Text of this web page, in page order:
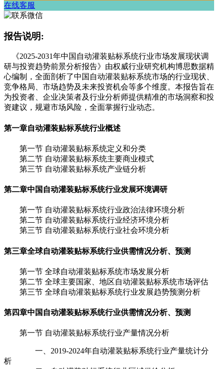
在线客服
报告说明:
《2025-2031年中国自动灌装贴标系统行业市场发展现状调
研与投资趋势前景分析报告》由权威行业研究机构博思数据精
心编制，全面剖析了中国自动灌装贴标系统市场的行业现状、
竞争格局、市场趋势及未来投资机会等多个维度。本报告旨在
为投资者、企业决策者及行业分析师提供精准的市场洞察和投
资建议，规避市场风险，全面掌握行业动态。
第一章自动灌装贴标系统行业概述
第一节 自动灌装贴标系统定义和分类
第二节 自动灌装贴标系统主要商业模式
第三节 自动灌装贴标系统产业链分析
第二章中国自动灌装贴标系统行业发展环境调研
第一节 自动灌装贴标系统行业政治法律环境分析
第二节 自动灌装贴标系统行业经济环境分析
第三节 自动灌装贴标系统行业社会环境分析
第三章全球自动灌装贴标系统行业供需情况分析、预测
第一节 全球自动灌装贴标系统市场发展分析
第二节 全球主要国家、地区自动灌装贴标系统市场评估
第三节 全球自动灌装贴标系统行业发展趋势预测分析
第四章中国自动灌装贴标系统行业供需情况分析、预测
第一节 自动灌装贴标系统行业产量情况分析
一、2019-2024年自动灌装贴标系统行业产量统计分
析